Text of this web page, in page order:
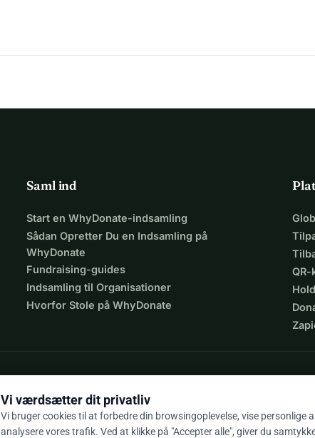
Saml ind
Start en WhyDonate-indsamling
Sådan Opretter Du en Indsamling på
WhyDonate
Fundraising-guides
Indsamling til Organisationer
Hvorfor Stole på WhyDonate
Vi værdsætter dit privatliv
Vi bruger cookies til at forbedre din browsingoplevelse, vise personlige
analysere vores trafik. Ved at klikke på "Accepter alle", giver du